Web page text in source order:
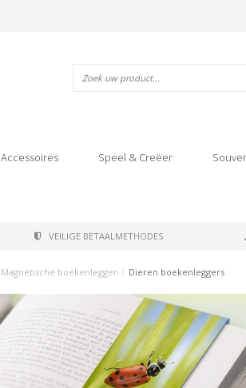
Accessoires Speel & Creëer
VEILIGE BETAALMETHODES
Magnetische boekenlegger / Dieren boekenleggers